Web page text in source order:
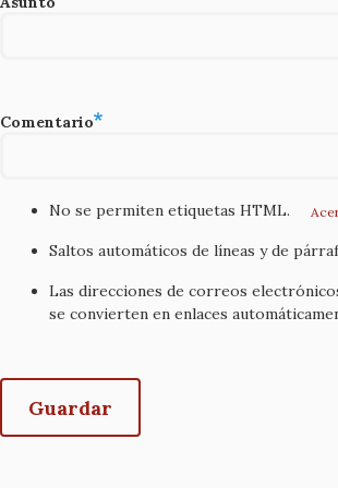
Comentario
No se permiten etiquetas HTML.
Saltos automáticos de líneas y de
Las direcciones de correos
se convierten en enlaces